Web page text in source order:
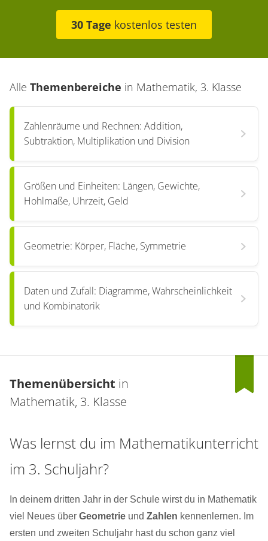
30 Tage kostenlos testen
Alle Themenbereiche in Mathematik, 3. Klasse
Zahlenräume und Rechnen: Addition,
Subtraktion, Multiplikation und Division
Größen und Einheiten: Längen, Gewichte,
Hohlmaße, Uhrzeit, Geld
Geometrie: Körper, Fläche, Symmetrie
Daten und Zufall: Diagramme, Wahrscheinlichkeit
und Kombinatorik
Themenübersicht in
Mathematik, 3. Klasse
Was lernst du im Mathematikunterricht
im 3. Schuljahr?
In deinem dritten Jahr in der Schule wirst du in Mathematik
viel Neues über Geometrie und Zahlen kennenlernen. Im
ersten und zweiten Schuljahr hast du schon ganz viel